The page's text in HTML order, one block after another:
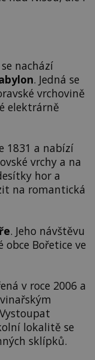
nachází
. Jedná se
vrchovině
elektrárně
1831 a nabízí
vrchy a na
hor a
na romantická
. Jeho návštěvu
Bořetice ve
v roce 2006 a
lokalitě se
sklípků.